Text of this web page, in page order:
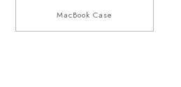
MacBook Case